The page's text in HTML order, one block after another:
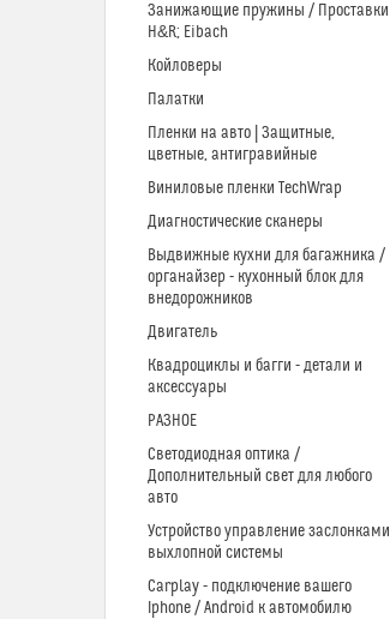
Занижающие пружины / Проставки
H&R; Eibach
Койловеры
Палатки
Пленки на авто | Защитные,
цветные, антигравийные
Виниловые пленки TechWrap
Диагностические сканеры
Выдвижные кухни для багажника /
органайзер - кухонный блок для
внедорожников
Двигатель
Квадроциклы и багги - детали и
аксессуары
РАЗНОЕ
Светодиодная оптика /
Дополнительный свет для любого
авто
Устройство управление заслонками
выхлопной системы
Carplay - подключение вашего
Iphone / Android к автомобилю